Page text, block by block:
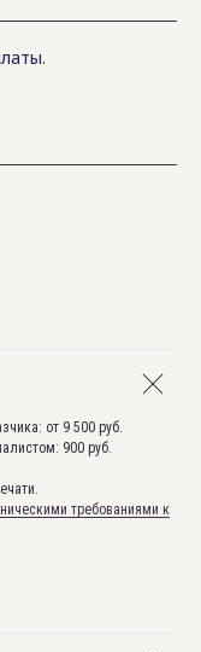
от 9 500 руб.
900 руб.
требованиями к